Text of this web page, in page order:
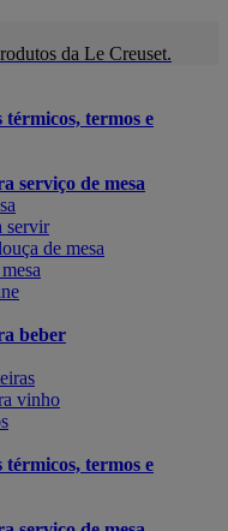
da Le Creuset.
termos e
serviço de mesa
servir
de mesa
beber
vinho
termos e